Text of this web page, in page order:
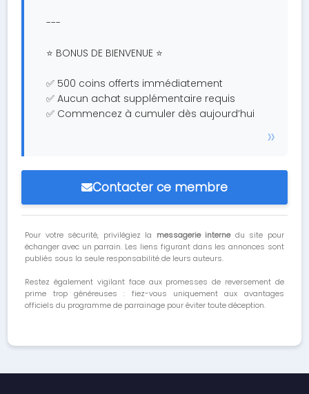
---
⭐ BONUS DE BIENVENUE ⭐
✅ 500 coins offerts immédiatement
✅ Aucun achat supplémentaire requis
✅ Commencez à cumuler dès aujourd’hui
Contacter ce membre
Pour votre sécurité, privilégiez la messagerie internedu site pour
échanger avec un parrain. Les liens figurant dans les annonces sont
publiés sous la seule responsabilité de leurs auteurs.
Restez également vigilant face aux promesses de reversement de
prime trop généreuses : fiez-vous uniquement aux avantages
officiels du programme de parrainage pour éviter toute déception.